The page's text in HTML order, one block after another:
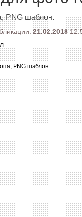
PNG шаблон.
21.02.2018